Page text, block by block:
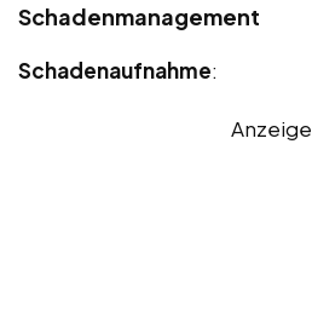
Schadenmanagement
Schadenaufnahme:
Anzeige